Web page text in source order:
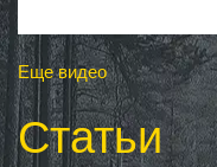
Еще видео
Статьи